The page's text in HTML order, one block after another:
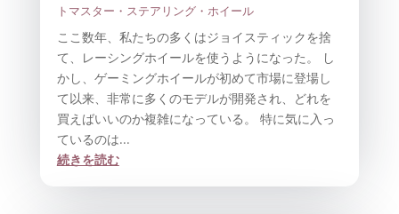
トマスター・ステアリング・ホイール
ここ数年、私たちの多くはジョイスティックを捨
て、レーシングホイールを使うようになった。 し
かし、ゲーミングホイールが初めて市場に登場し
て以来、非常に多くのモデルが開発され、どれを
買えばいいのか複雑になっている。 特に気に入っ
ているのは...
続きを読む